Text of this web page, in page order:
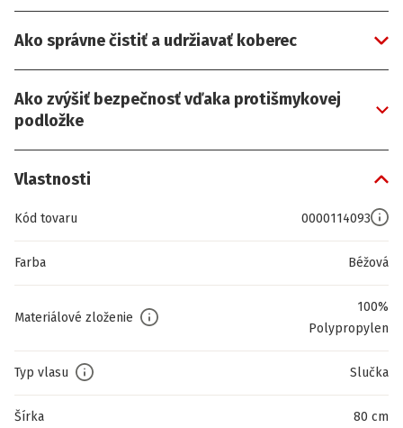
Ako správne čistiť a udržiavať koberec
Ako zvýšiť bezpečnosť vďaka protišmykovej
podložke
Vlastnosti
Kód tovaru 0000114093
Farba Béžová
Materiálové zloženie
100%
Polypropylen
Typ vlasu Slučka
Šírka 80 cm